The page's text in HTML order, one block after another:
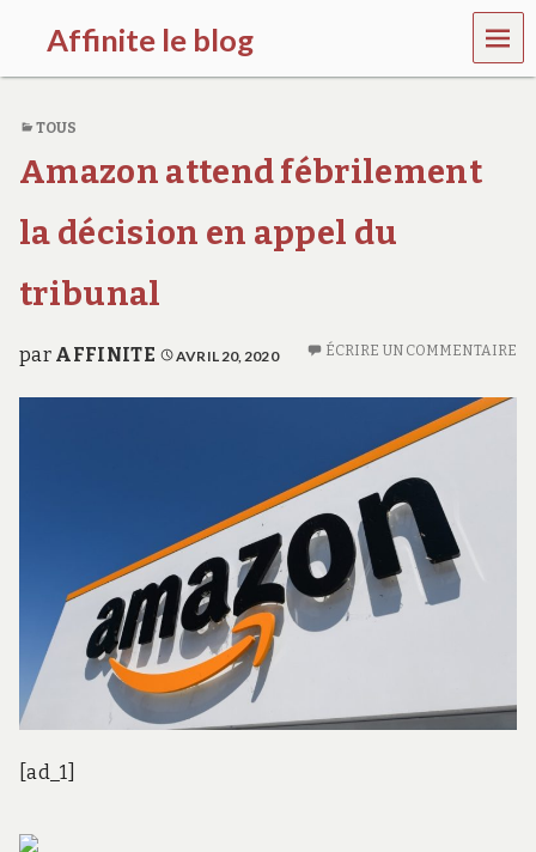
Affinite le blog
e
p
l
u
s
i
MEN
U
TOUS
Amazon attend fébrilement
la décision en appel du
tribunal
par AFFINITE AVRIL 20, 2020 ÉCRIRE UN COMMENTAIRE
[ad_1]